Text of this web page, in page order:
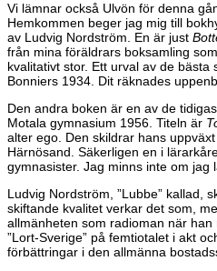
Vi lämnar också Ulvön för denna
Hemkommen beger jag mig till
av Ludvig Nordström. En är just
från mina föräldrars boksamling
kvalitativt stor. Ett urval av de
Bonniers 1934. Dit räknades
Den andra boken är en av de
Motala gymnasium 1956. Titeln är
alter ego. Den skildrar hans
Härnösand. Säkerligen en i
gymnasister. Jag minns inte om jag
Ludvig Nordström, ”Lubbe” kallad,
skiftande kvalitet verkar det som,
allmänheten som radioman när
”Lort-Sverige” på femtiotalet i akt
förbättringar i den allmänna